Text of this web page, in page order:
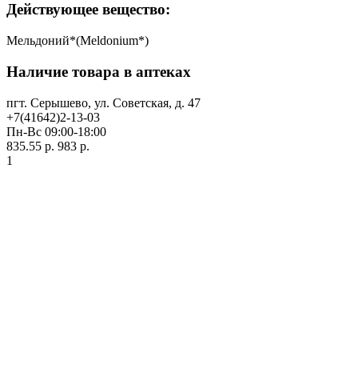
Действующее вещество:
Мельдоний*(Meldonium*)
Наличие товара в аптеках
пгт. Серышево, ул. Советская, д. 47
+7(41642)2-13-03
Пн-Вс 09:00-18:00
835.55 р. 983 р.
1